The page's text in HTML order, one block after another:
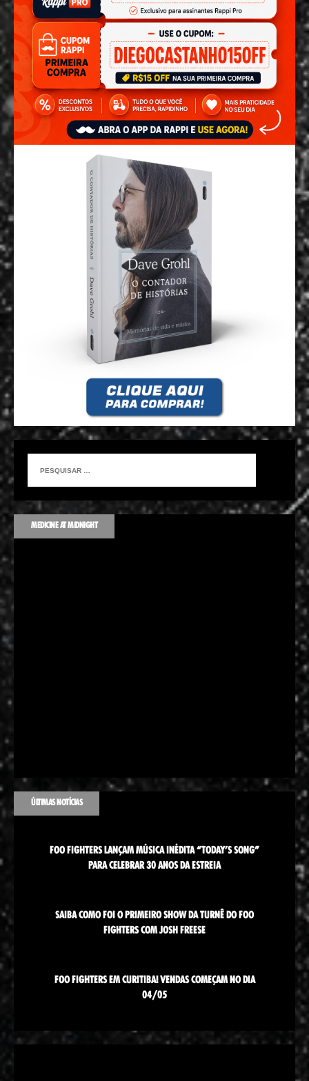
MEDICINE AT MIDNIGHT
ÚLTIMAS NOTÍCIAS
FOO FIGHTERS LANÇAM MÚSICA INÉDITA “TODAY’S SONG”
PARA CELEBRAR 30 ANOS DA ESTREIA
SAIBA COMO FOI O PRIMEIRO SHOW DA TURNÊ DO FOO
FIGHTERS COM JOSH FREESE
FOO FIGHTERS EM CURITIBA! VENDAS COMEÇAM NO DIA
04/05